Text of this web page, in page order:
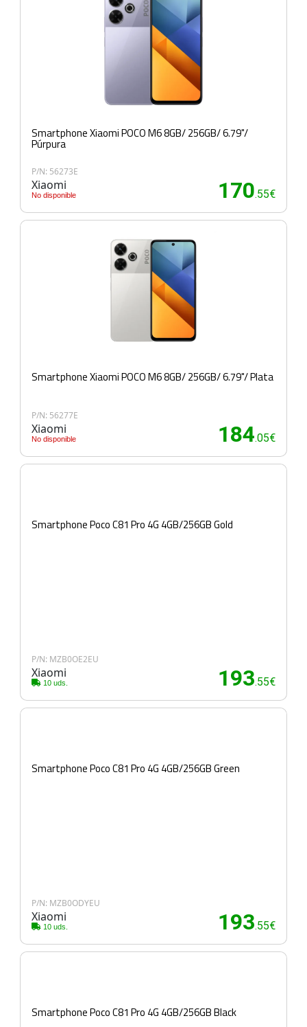
Smartphone Xiaomi POCO M6 8GB/ 256GB/ 6.79"/
Púrpura
P/N: 56273E
Xiaomi
No disponible 170.55€
Smartphone Xiaomi POCO M6 8GB/ 256GB/ 6.79"/ Plata
P/N: 56277E
Xiaomi
No disponible 184.05€
Smartphone Poco C81 Pro 4G 4GB/256GB Gold
P/N: MZB0OE2EU
Xiaomi
10 uds. 193.55€
Smartphone Poco C81 Pro 4G 4GB/256GB Green
P/N: MZB0ODYEU
Xiaomi
10 uds. 193.55€
Smartphone Poco C81 Pro 4G 4GB/256GB Black